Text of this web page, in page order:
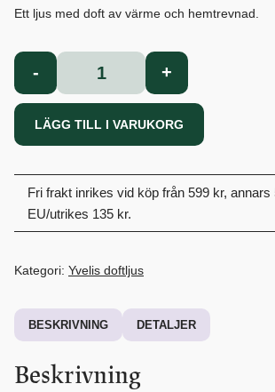
Ett ljus med doft av värme och hemtrevnad.
-
Varm
Äppelcider
Doftljus
mängd
+
LÄGG TILL I VARUKORG
Fri frakt inrikes vid köp från 599 kr, annars
EU/utrikes 135 kr.
Kategori: Yvelis doftljus
BESKRIVNING DETALJER
Beskrivning